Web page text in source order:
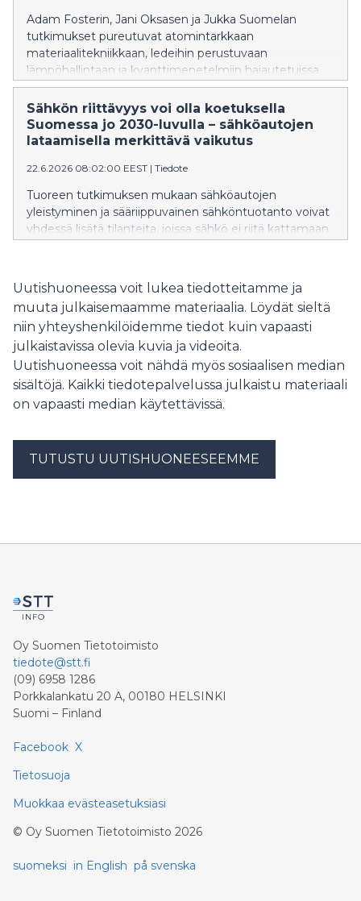
Adam Fosterin, Jani Oksasen ja Jukka Suomelan
tutkimukset pureutuvat atomintarkkaan
materiaalitekniikkaan, ledeihin perustuvaan
lämpöhallintaan ja kvanttimenetelmiin hajautetuissa
verkoissa.
Sähkön riittävyys voi olla koetuksella
Suomessa jo 2030-​luvulla – sähköautojen
lataamisella merkittävä vaikutus
22.6.2026 08:02:00 EEST | Tiedote
Tuoreen tutkimuksen mukaan sähköautojen
yleistyminen ja sääriippuvainen sähköntuotanto voivat
yhdessä lisätä tilanteita, joissa sähkö ei riitä kattamaan
talvella.
Uutishuoneessa voit lukea tiedotteitamme ja
muuta julkaisemaamme materiaalia. Löydät sieltä
niin yhteyshenkilöidemme tiedot kuin vapaasti
julkaistavissa olevia kuvia ja videoita.
Uutishuoneessa voit nähdä myös sosiaalisen median
sisältöjä. Kaikki tiedotepalvelussa julkaistu materiaali
on vapaasti median käytettävissä.
TUTUSTU UUTISHUONEESEEMME
Oy Suomen Tietotoimisto
tiedote@stt.fi
(09) 6958 1286
Porkkalankatu 20 A, 00180 HELSINKI
Suomi – Finland
Facebook X
Tietosuoja
Muokkaa evästeasetuksiasi
© Oy Suomen Tietotoimisto 2026
suomeksi in English på svenska